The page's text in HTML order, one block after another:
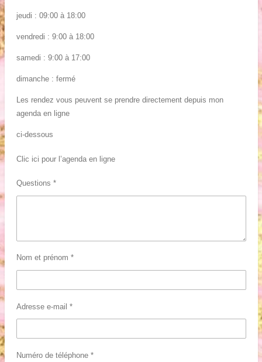
jeudi : 09:00 à 18:00
vendredi : 9:00 à 18:00
samedi : 9:00 à 17:00
dimanche : fermé
Les rendez vous peuvent se prendre directement depuis mon
agenda en ligne
ci-dessous
Clic ici pour l’agenda en ligne
Questions *
Nom et prénom *
Adresse e-mail *
Numéro de téléphone *